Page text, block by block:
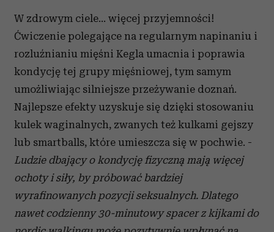
W zdrowym ciele… więcej przyjemności!
Ćwiczenie polegające na regularnym napinaniu i
rozluźnianiu mięśni Kegla umacnia i poprawia
kondycję tej grupy mięśniowej, tym samym
umożliwiając silniejsze przeżywanie doznań.
Najlepsze efekty uzyskuje się dzięki stosowaniu
kulek waginalnych, zwanych też kulkami gejszy
lub smartballs, które umieszcza się w pochwie. -
Ludzie dbający o kondycję fizyczną mają więcej
ochoty i siły, by próbować bardziej
wyrafinowanych pozycji seksualnych. Dlatego
nawet codzienny 30-minutowy spacer z kijkami do